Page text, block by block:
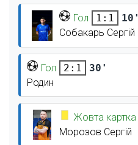
Гол 1:1
10'
Собакарь Сергій
Гол 2:1
30'
Родин
Жовта картка
Морозов Сергій